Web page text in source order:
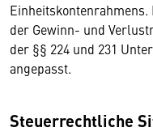
der Gewinn- und
der §§ 224 und 231
angepasst.
Steuerrechtliche